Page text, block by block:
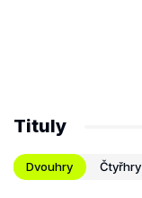
Tituly
Dvouhry Čtyřhry